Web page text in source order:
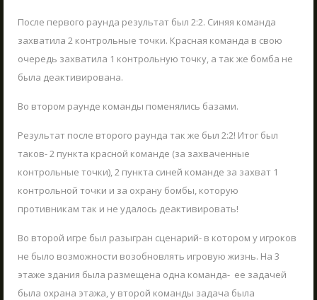
После первого раунда результат был 2:2. Синяя команда
захватила 2 контрольные точки. Красная команда в свою
очередь захватила 1 контрольную точку, а так же бомба не
была деактивирована.
Во втором раунде команды поменялись базами.
Результат после второго раунда так же был 2:2! Итог был
таков- 2 пункта красной команде (за захваченные
контрольные точки), 2 пункта синей команде за захват 1
контрольной точки и за охрану бомбы, которую
противникам так и не удалось деактивировать!
Во второй игре был разыгран сценарий- в котором у игроков
не было возможности возобновлять игровую жизнь. На 3
этаже здания была размещена одна команда- ее задачей
была охрана этажа, у второй команды задача была
Ближайшие мероприятия
Подарочные карты
LV
ШКОЛЬНЫЕ ЭКСКУРСИИ
19.03.2023
Приближается весна - отправляйтесь в
настоящее приключение вместе с вашим
ЧИТАТЬ